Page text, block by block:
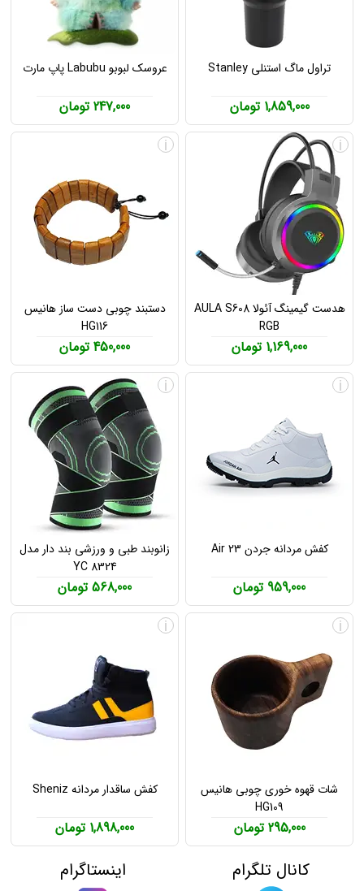
تراول ماگ استنلی Stanley
1,859,000 تومان
عروسک لبوبو Labubu پاپ مارت
247,000 تومان
هدست گیمینگ آئولا AULA S608
RGB
1,169,000 تومان
i
دستبند چوبی دست ساز هانیس
HG116
450,000 تومان
i
کفش مردانه جردن Air 23
959,000 تومان
i
زانوبند طبی و ورزشی بند دار مدل
YC 8324
568,000 تومان
i
شات قهوه خوری چوبی هانیس
HG109
295,000 تومان
i
کفش ساقدار مردانه Sheniz
1,898,000 تومان
i
کانال تلگرام اینستاگرام